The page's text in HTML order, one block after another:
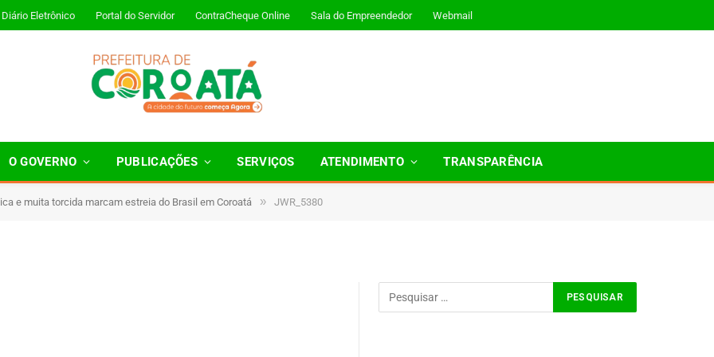
Diário Eletrônico Portal do Servidor ContraCheque Online Sala do Empreendedor Webmail
O GOVERNO PUBLICAÇÕES SERVIÇOS ATENDIMENTO TRANSPARÊNCIA
e muita torcida marcam estreia do Brasil em Coroatá » JWR_5380